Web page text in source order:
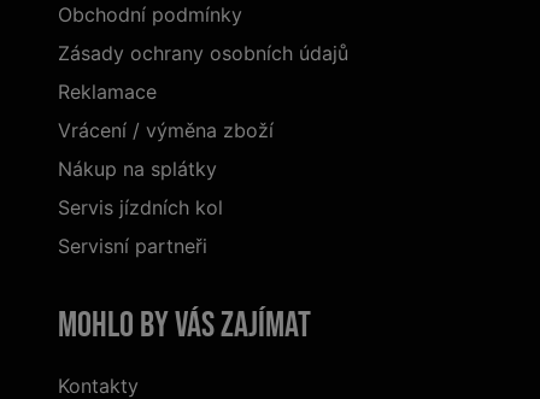
Obchodní podmínky
Zásady ochrany osobních údajů
Reklamace
Vrácení / výměna zboží
Nákup na splátky
Servis jízdních kol
Servisní partneři
Mohlo by vás zajímat
Kontakty